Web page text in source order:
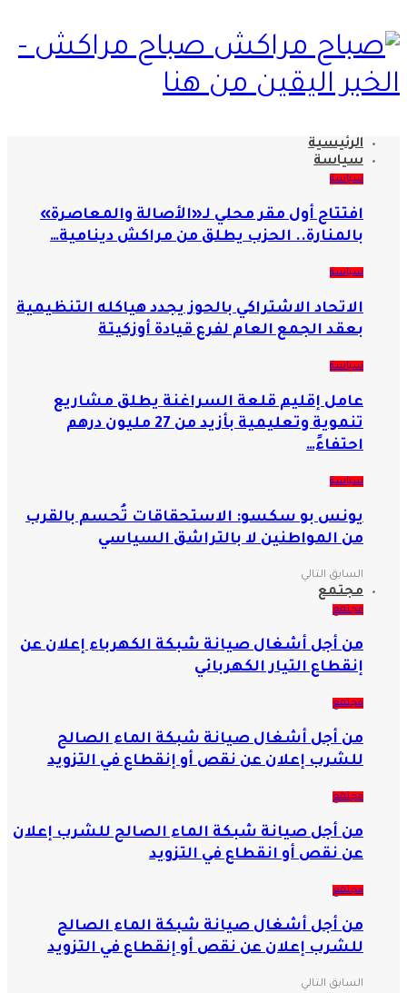
صباح مراكش -
الخبر اليقين من هنا
الرئيسية
سياسة
سياسة
افتتاح أول مقر محلي لـ«الأصالة والمعاصرة»
بالمنارة.. الحزب يطلق من مراكش دينامية…
سياسة
الاتحاد الاشتراكي بالحوز يجدد هياكله التنظيمية
بعقد الجمع العام لفرع قيادة أوزكيتة
سياسة
عامل إقليم قلعة السراغنة يطلق مشاريع
تنموية وتعليمية بأزيد من 27 مليون درهم
احتفاءً…
سياسة
يونس بو سكسو: الاستحقاقات تُحسم بالقرب
من المواطنين لا بالتراشق السياسي
السابق التالي
مجتمع
مجتمع
من أجل أشغال صيانة شبكة الكهرباء إعلان عن
إنقطاع التيار الكهربائي
مجتمع
من أجل أشغال صيانة شبكة الماء الصالح
للشرب إعلان عن نقص أو إنقطاع في التزويد
مجتمع
من أجل صيانة شبكة الماء الصالح للشرب إعلان
عن نقص أو انقطاع في التزويد
مجتمع
من أجل أشغال صيانة شبكة الماء الصالح
للشرب إعلان عن نقص أو إنقطاع في التزويد
السابق التالي